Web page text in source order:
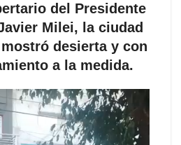
del Presidente
Milei, la ciudad
desierta y con
a la medida.